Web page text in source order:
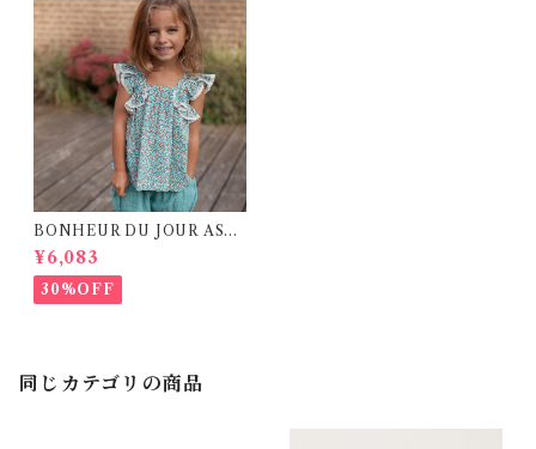
BONHEUR DU JOUR ASH
LEY (2Y)
¥6,083
30%OFF
同じカテゴリの商品